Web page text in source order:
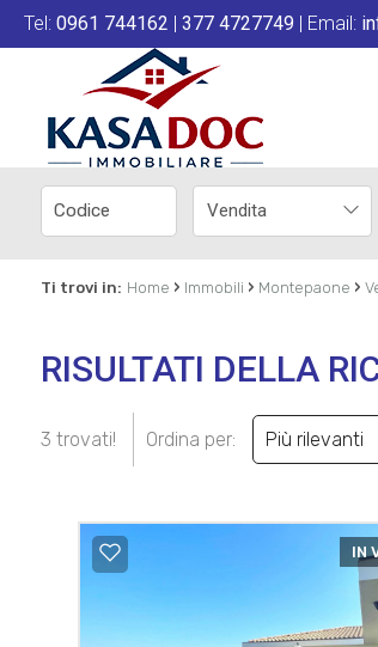
Tel: 0961 744162 | 377 4727749 | Email:
Vendita
Ti trovi in: Home › Immobili › Montepaone ›
RISULTATI DELLA
3 trovati! Ordina per: Più rilevanti
IN